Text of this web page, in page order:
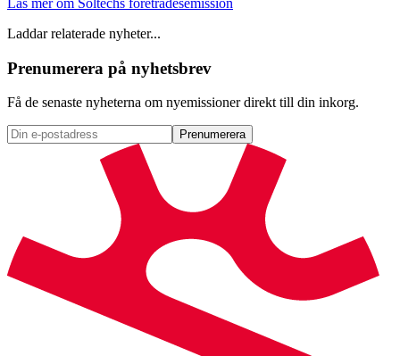
Laddar relaterade nyheter...
Prenumerera på nyhetsbrev
Få de senaste nyheterna om nyemissioner direkt till din inkorg.
Prenumerera